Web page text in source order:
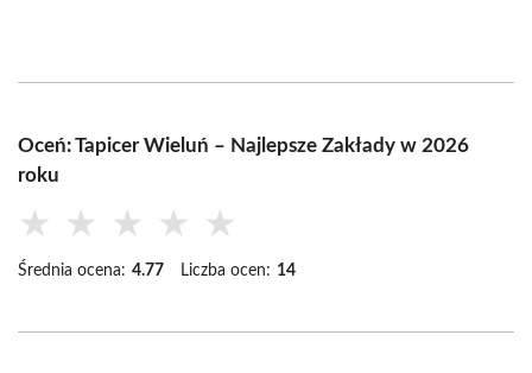
Oceń: Tapicer Wieluń – Najlepsze Zakłady w 2026
roku
★ ★ ★ ★ ★
Średnia ocena: 4.77 Liczba ocen: 14